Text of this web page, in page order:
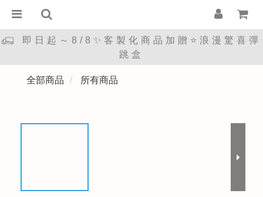
即日起～8/8✨客製化商品加贈⭐浪漫驚喜彈
跳盒
全部商品 所有商品